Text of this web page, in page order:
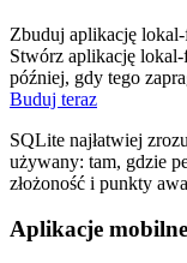
Zbuduj aplikację
Stwórz aplikację
później, gdy tego
Buduj teraz
SQLite najłatwiej
używany: tam, gdzie
złożoność i punkty
Aplikacje